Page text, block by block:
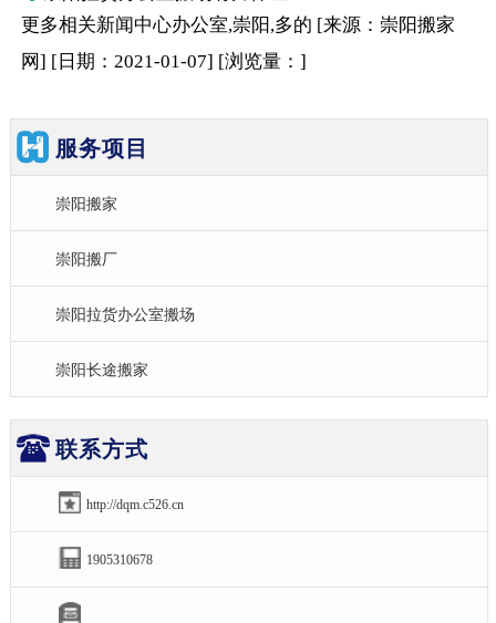
更多相关新闻中心办公室,崇阳,多的 [来源：崇阳搬家
网] [日期：2021-01-07] [浏览量： ]
服务项目
崇阳搬家
崇阳搬厂
崇阳拉货办公室搬场
崇阳长途搬家
联系方式
http://dqm.c526.cn
1905310678